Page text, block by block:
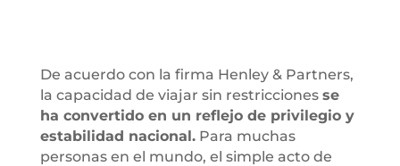
De acuerdo con la firma Henley & Partners,
la capacidad de viajar sin restricciones se
ha convertido en un reflejo de privilegio y
estabilidad nacional.Para muchas
personas en el mundo, el simple acto de